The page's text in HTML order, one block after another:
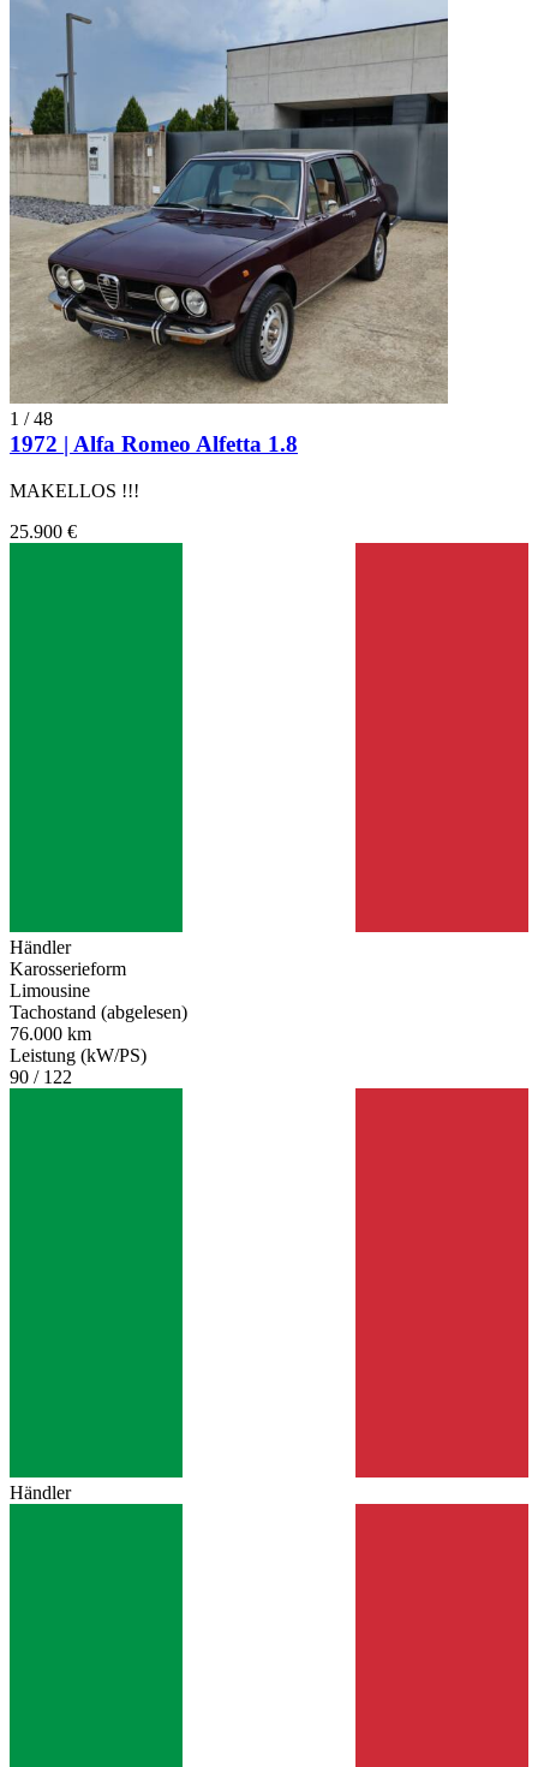
1 /48
1972 | Alfa Romeo Alfetta 1.8
MAKELLOS !!!
25.900 €
Händler
Karosserieform
Limousine
Tachostand (abgelesen)
76.000 km
Leistung (kW/PS)
90 / 122
Händler